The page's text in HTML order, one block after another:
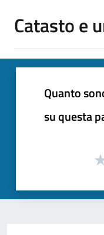
Catasto e
Quanto
su questa